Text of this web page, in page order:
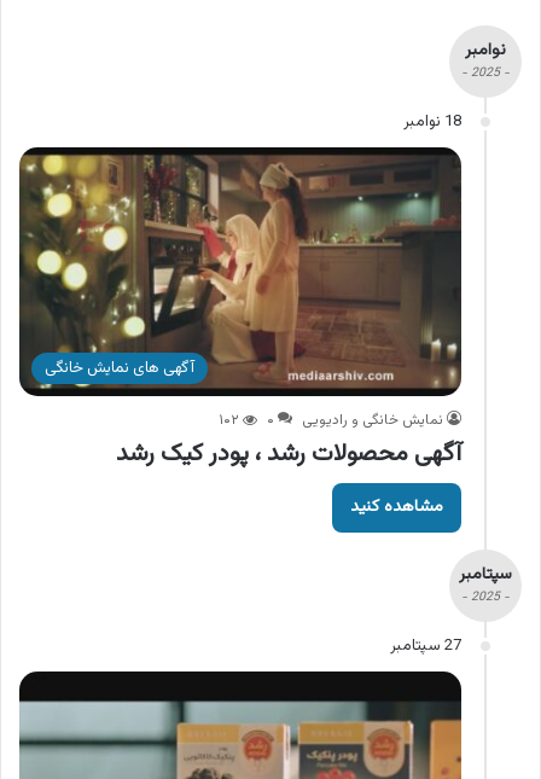
نوامبر
- 2025 -
18 نوامبر
آگهی های نمایش خانگی
نمایش خانگی و رادیویی ۰ ۱۰۲
آگهی محصولات رشد ، پودر کیک رشد
مشاهده کنید
سپتامبر
- 2025 -
27 سپتامبر